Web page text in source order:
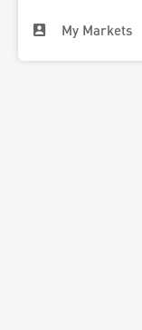
My Markets